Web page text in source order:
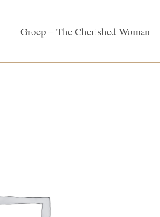
Groep – The Cherished Woman